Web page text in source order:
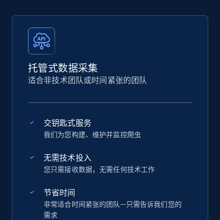
托管式数据采集
适合非技术团队或时间紧张的团队
交钥匙式服务
我们为您构建、维护并监控爬虫
无需技术投入
您只需接收数据，无需任何技术工作
节省时间
非常适合时间紧张的团队—只需告诉我们您的
需求